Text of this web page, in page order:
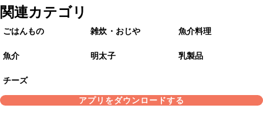
関連カテゴリ
ごはんもの 雑炊・おじや 魚介料理
魚介 明太子 乳製品
チーズ
アプリをダウンロードする